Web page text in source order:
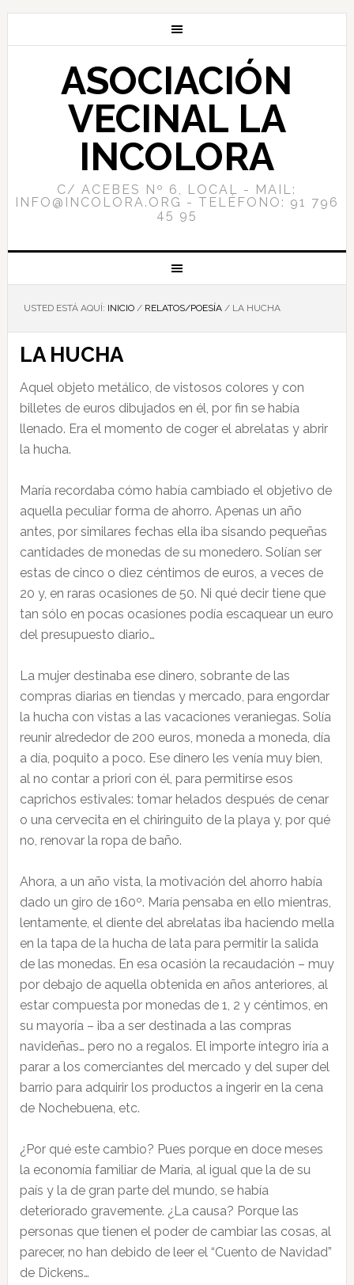
ASOCIACIÓN
VECINAL LA
INCOLORA
C/ ACEBES Nº 6, LOCAL - MAIL:
INFO@INCOLORA.ORG - TELÉFONO: 91 796
45 95
USTED ESTÁ AQUÍ: INICIO / RELATOS/POESÍA /LA HUCHA
LA HUCHA
Aquel objeto metálico, de vistosos colores y con
billetes de euros dibujados en él, por fin se había
llenado. Era el momento de coger el abrelatas y abrir
la hucha.
María recordaba cómo había cambiado el objetivo de
aquella peculiar forma de ahorro. Apenas un año
antes, por similares fechas ella iba sisando pequeñas
cantidades de monedas de su monedero. Solían ser
estas de cinco o diez céntimos de euros, a veces de
20 y, en raras ocasiones de 50. Ni qué decir tiene que
tan sólo en pocas ocasiones podía escaquear un euro
del presupuesto diario…
La mujer destinaba ese dinero, sobrante de las
compras diarias en tiendas y mercado, para engordar
la hucha con vistas a las vacaciones veraniegas. Solía
reunir alrededor de 200 euros, moneda a moneda, día
a día, poquito a poco. Ese dinero les venía muy bien,
al no contar a priori con él, para permitirse esos
caprichos estivales: tomar helados después de cenar
o una cervecita en el chiringuito de la playa y, por qué
no, renovar la ropa de baño.
Ahora, a un año vista, la motivación del ahorro había
dado un giro de 160º. María pensaba en ello mientras,
lentamente, el diente del abrelatas iba haciendo mella
en la tapa de la hucha de lata para permitir la salida
de las monedas. En esa ocasión la recaudación – muy
por debajo de aquella obtenida en años anteriores, al
estar compuesta por monedas de 1, 2 y céntimos, en
su mayoría – iba a ser destinada a las compras
navideñas… pero no a regalos. El importe íntegro iría a
parar a los comerciantes del mercado y del super del
barrio para adquirir los productos a ingerir en la cena
de Nochebuena, etc.
¿Por qué este cambio? Pues porque en doce meses
la economía familiar de María, al igual que la de su
país y la de gran parte del mundo, se había
deteriorado gravemente. ¿La causa? Porque las
personas que tienen el poder de cambiar las cosas, al
parecer, no han debido de leer el “Cuento de Navidad”
de Dickens…